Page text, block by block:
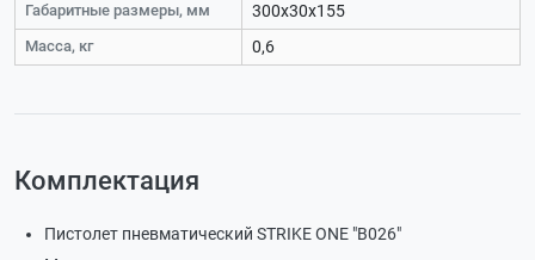
Габаритные размеры, мм 300х30х155
Масса, кг 0,6
Комплектация
Пистолет пневматический STRIKE ONE "B026"